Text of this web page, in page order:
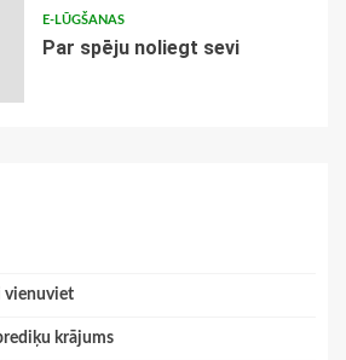
E-LŪGŠANAS
Par spēju noliegt sevi
vienuviet
krājums